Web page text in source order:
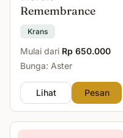
Remembrance
Krans
Mulai dari Rp 650.000
Bunga: Aster
Lihat Pesan